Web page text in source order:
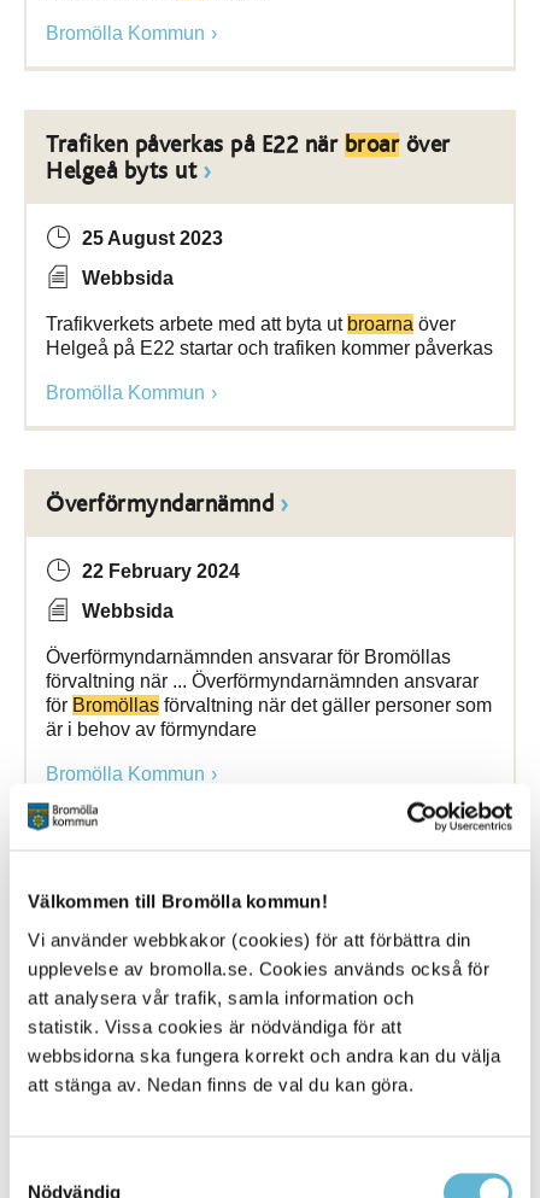
Välkommen till Bromölla kommun!
Vi använder webbkakor (cookies) för att förbättra din
upplevelse av bromolla.se. Cookies används också för
att analysera vår trafik, samla information och
statistik. Vissa cookies är nödvändiga för att
webbsidorna ska fungera korrekt och andra kan du välja
att stänga av. Nedan finns de val du kan göra.
Nödvändig
Bromölla Kommun
Trafiken påverkas på E22 när broaröver
Helgeå byts ut
25 August 2023
Webbsida
Trafikverkets arbete med att byta ut broarna över
Helgeå på E22 startar och trafiken kommer påverkas
Bromölla Kommun
Överförmyndarnämnd
22 February 2024
Webbsida
Överförmyndarnämnden ansvarar för Bromöllas
förvaltning när ... Överförmyndarnämnden ansvarar
för Bromöllas förvaltning när det gäller personer som
är i behov av förmyndare
Bromölla Kommun
12 May 2021
Webbsida
Är du intresserad av Bromöllas lokala historia finns
det många platser att ... Är du intresserad av
Bromöllaslokala historia finns det många platser att